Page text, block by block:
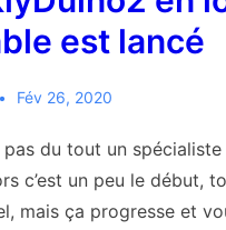
est lancé
Fév 26, 2020
du tout un spécialiste
c’est un peu le début,
mais ça progresse et